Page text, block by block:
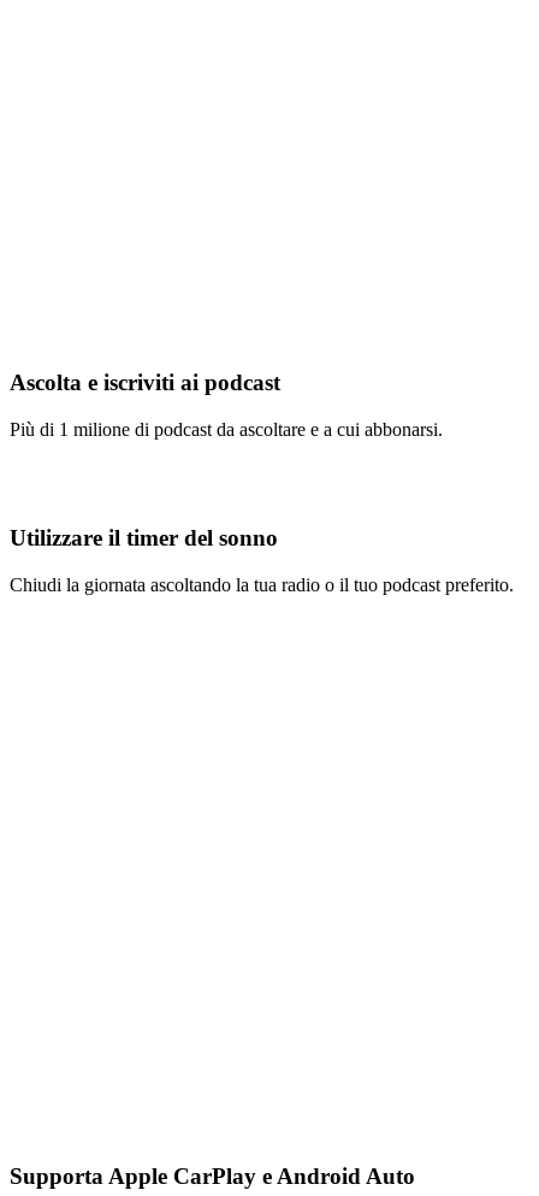
Ascolta e iscriviti ai podcast
Più di 1 milione di podcast da ascoltare e a cui abbonarsi.
Utilizzare il timer del sonno
Chiudi la giornata ascoltando la tua radio o il tuo podcast preferito.
Supporta Apple CarPlay e Android Auto